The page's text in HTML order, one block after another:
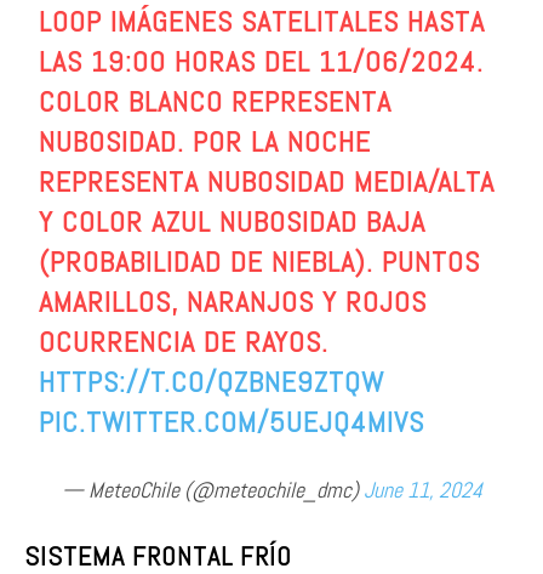
LOOP IMÁGENES SATELITALES HASTA
LAS 19:00 HORAS DEL 11/06/2024.
COLOR BLANCO REPRESENTA
NUBOSIDAD. POR LA NOCHE
REPRESENTA NUBOSIDAD MEDIA/ALTA
Y COLOR AZUL NUBOSIDAD BAJA
(PROBABILIDAD DE NIEBLA). PUNTOS
AMARILLOS, NARANJOS Y ROJOS
OCURRENCIA DE RAYOS.
HTTPS://T.CO/QZBNE9ZTQW
PIC.TWITTER.COM/5UEJQ4MIVS
— MeteoChile (@meteochile_dmc)June 11, 2024
SISTEMA FRONTAL FRÍO